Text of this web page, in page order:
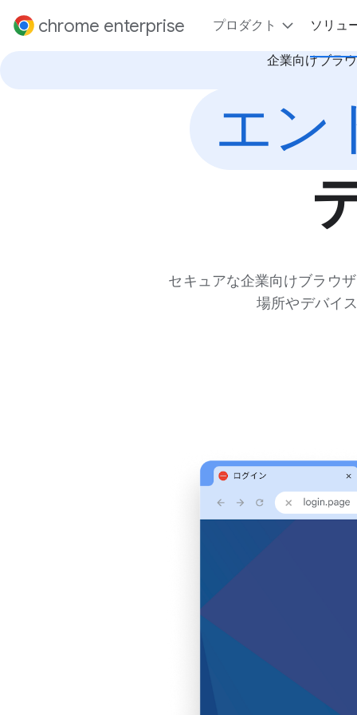
に進むchrome enterprise プロダクト ソリュ
企業向けブラ
エン
セキュアな企業向けブラウ
場所やデバイ